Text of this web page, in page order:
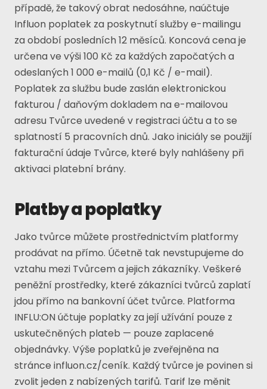
případě, že takový obrat nedosáhne, naúčtuje
Influon poplatek za poskytnutí služby e-mailingu
za období posledních 12 měsíců. Koncová cena je
určena ve výši 100 Kč za každých započatých a
odeslaných 1 000 e-mailů (0,1 Kč / e-mail).
Poplatek za službu bude zaslán elektronickou
fakturou / daňovým dokladem na e-mailovou
adresu Tvůrce uvedené v registraci účtu a to se
splatností 5 pracovních dnů. Jako iniciály se použijí
fakturační údaje Tvůrce, které byly nahlášeny při
aktivaci platební brány.
Platby a poplatky
Jako tvůrce můžete prostřednictvím platformy
prodávat na přímo. Účetně tak nevstupujeme do
vztahu mezi Tvůrcem a jejich zákazníky. Veškeré
peněžní prostředky, které zákazníci tvůrců zaplatí
jdou přímo na bankovní účet tvůrce. Platforma
INFLU:ON účtuje poplatky za její užívání pouze z
uskutečněných plateb — pouze zaplacené
objednávky. Výše poplatků je zveřejněna na
stránce influon.cz/ceník. Každý tvůrce je povinen si
zvolit jeden z nabízených tarifů. Tarif lze měnit